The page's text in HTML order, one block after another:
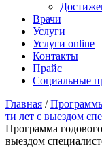
Врачи
Услуги
Услуги online
Контакты
Прайс
Социальные
Главная /
ти лет с выездом
Программа
выездом